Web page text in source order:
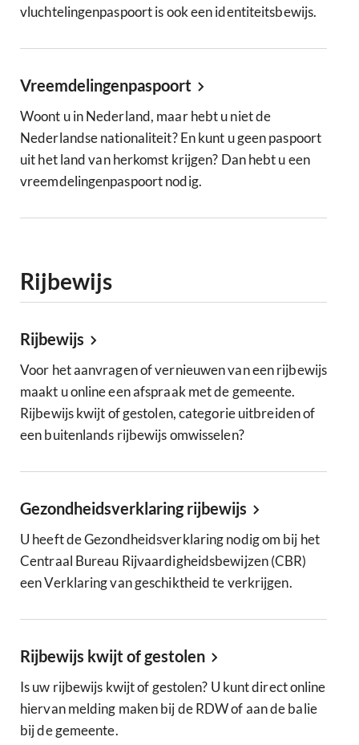
vluchtelingenpaspoort is ook een identiteitsbewijs.
Vreemdelingenpaspoort
Woont u in Nederland, maar hebt u niet de
Nederlandse nationaliteit? En kunt u geen paspoort
uit het land van herkomst krijgen? Dan hebt u een
vreemdelingenpaspoort nodig.
Rijbewijs
Rijbewijs
Voor het aanvragen of vernieuwen van een rijbewijs
maakt u online een afspraak met de gemeente.
Rijbewijs kwijt of gestolen, categorie uitbreiden of
een buitenlands rijbewijs omwisselen?
Gezondheidsverklaring rijbewijs
U heeft de Gezondheidsverklaring nodig om bij het
Centraal Bureau Rijvaardigheidsbewijzen (CBR)
een Verklaring van geschiktheid te verkrijgen.
Rijbewijs kwijt of gestolen
Is uw rijbewijs kwijt of gestolen? U kunt direct online
hiervan melding maken bij de RDW of aan de balie
bij de gemeente.